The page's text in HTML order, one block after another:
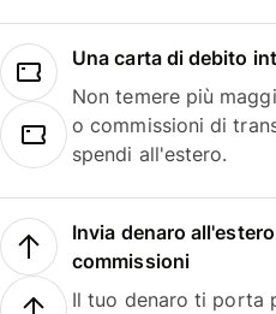
Una carta di debito
Non temere più
o commissioni di
spendi all'estero.
Invia denaro
commissioni
Il tuo denaro ti porta